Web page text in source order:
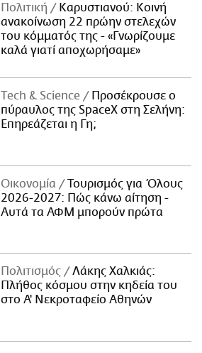
Πολιτική
Καρυστιανού: Κοινή
ανακοίνωση 22 πρώην στελεχών
του κόμματός της - «Γνωρίζουμε
καλά γιατί αποχωρήσαμε»
Τech & Science
Προσέκρουσε ο
πύραυλος της SpaceX στη Σελήνη:
Επηρεάζεται η Γη;
Οικονομία
Τουρισμός για Όλους
2026-2027: Πώς κάνω αίτηση -
Αυτά τα ΑΦΜ μπορούν πρώτα
Πολιτισμός
Λάκης Χαλκιάς:
Πλήθος κόσμου στην κηδεία του
στο Α' Νεκροταφείο Αθηνών